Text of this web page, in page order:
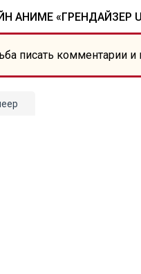
АНИМЕ «ГРЕНДАЙЗЕР
писать комментарии